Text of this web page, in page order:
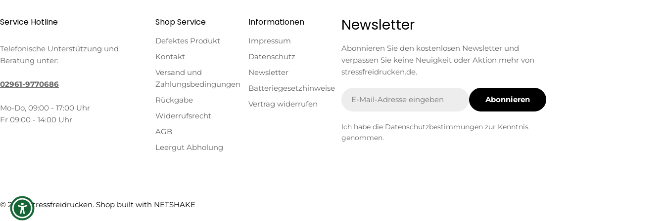
Service Hotline
Telefonische Unterstützung und
Beratung unter:
02961-9770686
Mo-Do, 09:00 - 17:00 Uhr
Fr 09:00 - 14:00 Uhr
Shop Service
Defektes Produkt
Kontakt
Versand und
Zahlungsbedingungen
Rückgabe
Widerrufsrecht
AGB
Leergut Abholung
Informationen
Impressum
Datenschutz
Newsletter
Batteriegesetzhinweise
Vertrag widerrufen
Newsletter
Abonnieren Sie den kostenlosen Newsletter und
verpassen Sie keine Neuigkeit oder Aktion mehr von
stressfreidrucken.de.
Mail
Abonnieren
Ich habe die Datenschutzbestimmungen zur Kenntnis
genommen.
© 2026Stressfreidrucken. Shop built with NETSHAKE